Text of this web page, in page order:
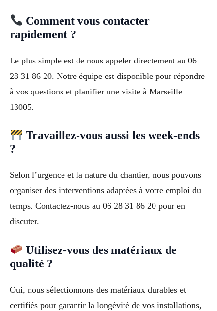
Comment vous contacter
rapidement ?
Le plus simple est de nous appeler directement au 06
28 31 86 20. Notre équipe est disponible pour répondre
à vos questions et planifier une visite à Marseille
13005.
Travaillez-vous aussi les week-ends
?
Selon l’urgence et la nature du chantier, nous pouvons
organiser des interventions adaptées à votre emploi du
temps. Contactez-nous au 06 28 31 86 20 pour en
discuter.
Utilisez-vous des matériaux de
qualité ?
Oui, nous sélectionnons des matériaux durables et
certifiés pour garantir la longévité de vos installations,